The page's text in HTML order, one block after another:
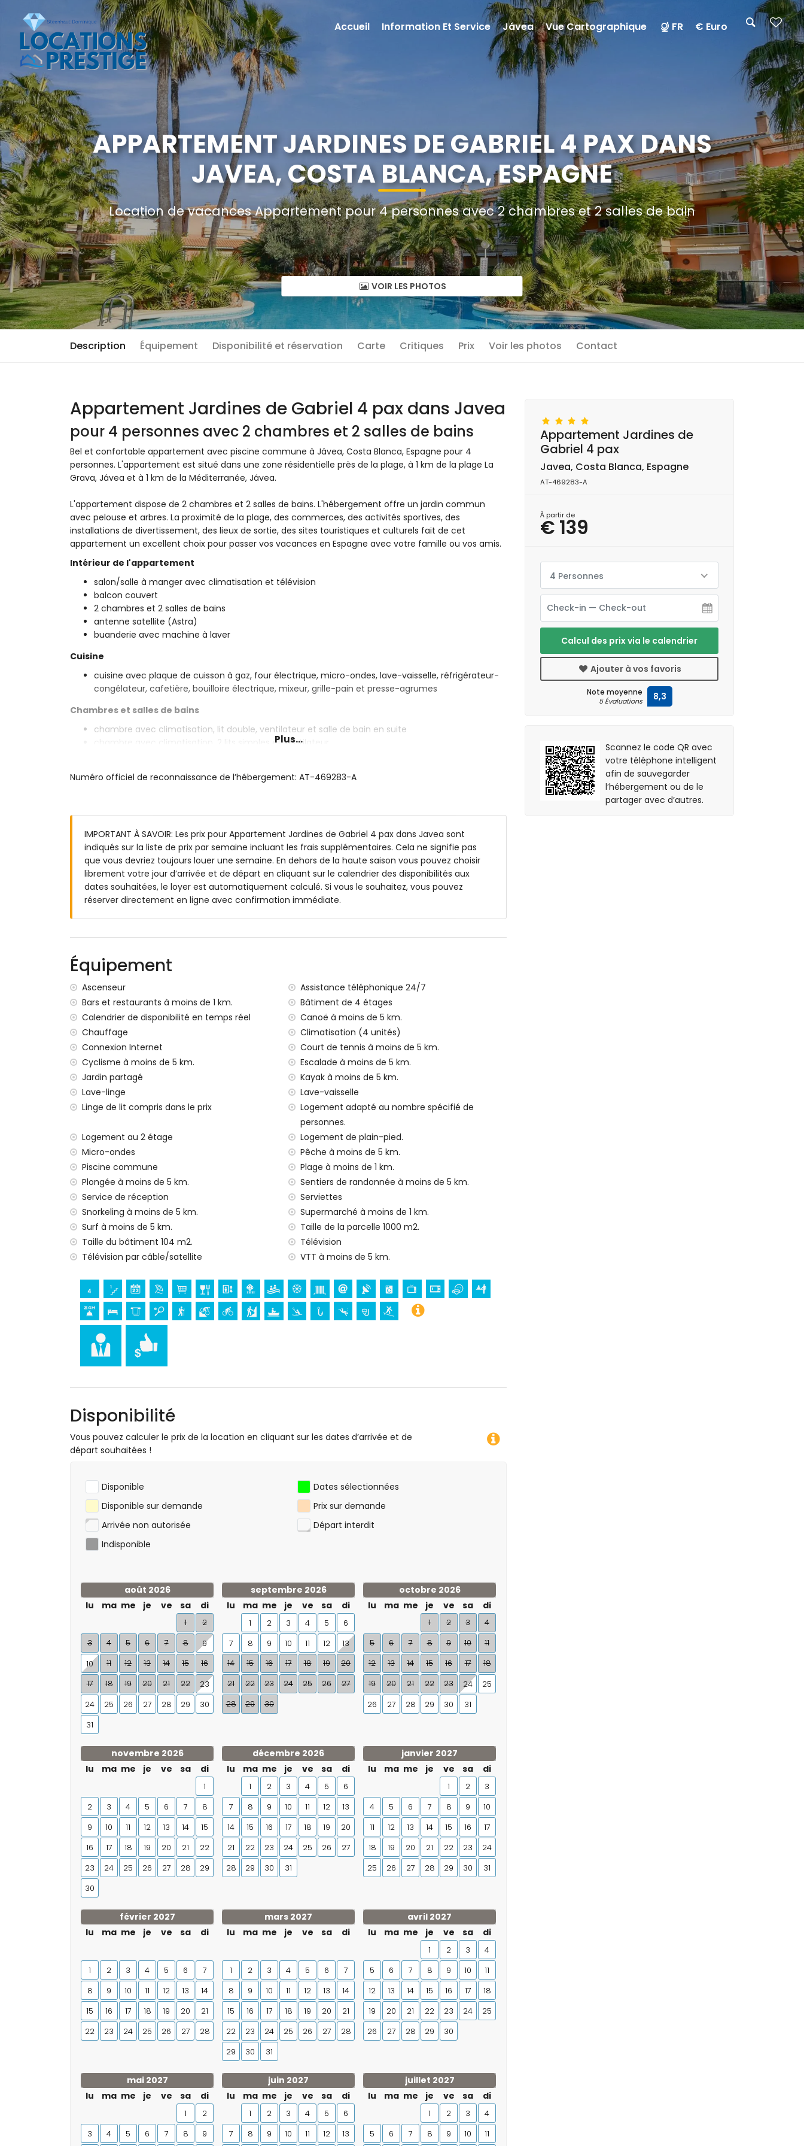
APPARTEMENT JARDINES DE GABRIEL 4 PAX DANS
JAVEA, COSTA BLANCA, ESPAGNE
Location de vacances Appartement pour 4 personnes avec 2 chambres et 2 salles de bain
VOIR LES PHOTOS
Description Équipement Disponibilité et réservation Carte Critiques Prix Voir les photos Contact
Appartement Jardines de Gabriel 4 pax dans Javea
pour 4 personnes avec 2 chambres et 2 salles de bains
Bel et confortable appartement avec piscine commune à Jávea, Costa Blanca, Espagne pour 4
personnes. L'appartement est situé dans une zone résidentielle près de la plage, à 1 km de la plage La
Grava, Jávea et à 1 km de la Méditerranée, Jávea.
L'appartement dispose de 2 chambres et 2 salles de bains. L'hébergement offre un jardin commun
avec pelouse et arbres. La proximité de la plage, des commerces, des activités sportives, des
installations de divertissement, des lieux de sortie, des sites touristiques et culturels fait de cet
appartement un excellent choix pour passer vos vacances en Espagne avec votre famille ou vos amis.
Intérieur de l'appartement
salon/salle à manger avec climatisation et télévision
balcon couvert
2 chambres et 2 salles de bains
antenne satellite (Astra)
buanderie avec machine à laver
Cuisine
cuisine avec plaque de cuisson à gaz, four électrique, micro-ondes, lave-vaisselle, réfrigérateur-
congélateur, cafetière, bouilloire électrique, mixeur, grille-pain et presse-agrumes
Chambres et salles de bains
chambre avec climatisation, lit double, ventilateur et salle de bain en suite
chambre avec climatisation, 2 lits simples et ventilateur
jardin commun avec pelouse et arbres
espace de garage commun
Informations supplémentaires
ville la plus proche : Jávea (à moins de 2 kilomètres de l'appartement)
rive ou littoral le plus proche : Méditerranée, Jávea (à moins de 1000 mètres de l'appartement)
plage la plus proche : La Grava, Jávea (à moins de 1000 mètres de l'appartement)
aéroport le plus proche : Alicante (à moins de 100 kilomètres de l'appartement)
deuxième aéroport le plus proche : Valence (> 100 kilomètres)
transport public à proximité : bus à 1000 mètres
L'immeuble où se trouve l'hébergement dispose d'un ascenseur.
L'hébergement est très adapté pour les familles avec enfants
Équipements et services inclus dans le prix de la location de l'appartement
internet (fibre optique)
fer et planche à repasser
linge de lit et serviettes
service de réception et service d'urgence 24 heures
chauffage central et climatisation
Équipements et services à supplément
lit supplémentaire (sur demande)
Divertissements et activités de loisirs pour vos vacances à Jávea, Costa Blanca
cinéma, théâtre, discothèque, bar et promenade (Paseo Marítimo) (à moins de 5 kilomètres de la
maison)
Sites et culture à Jávea, Costa Blanca
musée (Histórico de Jávea, Jávea), église (Virgen de Loreto, Puerto, Jávea), ruine (Molinos de
Viento, Jávea), monument (Pueblo de Jávea, Jávea), bâtiment architectural (Pueblo de Jávea,
Jávea), lieu historique (Pueblo de Jávea et Jávea) (à moins de 5 kilomètres de l'hébergement)
château (Portal de la Vila et Dénia) (à moins de 25 kilomètres de l'hébergement)
Sports
tennis, randonnée, VTT, cyclisme, escalade, canoë, kayak, pêche, plongée, snorkeling et surf (à
moins de 5 kilomètres de l'appartement)
golf (Club de Golf Jávea) et équitation (à moins de 10 kilomètres de l'appartement)
Plus...
Numéro officiel de reconnaissance de l’hébergement: AT-469283-A
IMPORTANT À SAVOIR: Les prix pour Appartement Jardines de Gabriel 4 pax dans Javea sont
indiqués sur la liste de prix par semaine incluant les frais supplémentaires. Cela ne signifie pas
que vous devriez toujours louer une semaine. En dehors de la haute saison vous pouvez choisir
librement votre jour d’arrivée et de départ en cliquant sur le calendrier des disponibilités aux
dates souhaitées, le loyer est automatiquement calculé. Si vous le souhaitez, vous pouvez
réserver directement en ligne avec confirmation immédiate.
Équipement
Ascenseur
Assistance téléphonique 24/7
Bars et restaurants à moins de 1 km.
Bâtiment de 4 étages
Calendrier de disponibilité en temps réel
Canoë à moins de 5 km.
Chauffage
Climatisation (4 unités)
Connexion Internet
Court de tennis à moins de 5 km.
Cyclisme à moins de 5 km.
Escalade à moins de 5 km.
Jardin partagé
Kayak à moins de 5 km.
Lave-linge
Lave-vaisselle
Linge de lit compris dans le prix
Logement adapté au nombre spécifié de
personnes.
Logement au 2 étage
Logement de plain-pied.
Micro-ondes
Pêche à moins de 5 km.
Piscine commune
Plage à moins de 1 km.
Plongée à moins de 5 km.
Sentiers de randonnée à moins de 5 km.
Service de réception
Serviettes
Snorkeling à moins de 5 km.
Supermarché à moins de 1 km.
Surf à moins de 5 km.
Taille de la parcelle 1000 m2.
Taille du bâtiment 104 m2.
Télévision
Télévision par câble/satellite
VTT à moins de 5 km.
Disponibilité
Vous pouvez calculer le prix de la location en cliquant sur les dates d’arrivée et de
départ souhaitées !
Disponible
Dates sélectionnées
Disponible sur demande
Prix sur demande
Arrivée non autorisée
Départ interdit
Indisponible
août 2026
lu
ma me je ve sa di
1
2
3
4 5 6 7 8
9
10
11 12 13 14 15
16
17
18 19 20 21 22
23
24
25 26 27 28 29
30
31
septembre 2026
lu
ma me je ve sa di
1 2 3 4 5
6
7
8 9 10 11 12
13
14
15 16 17 18 19
20
21
22 23 24 25 26
27
28
29 30
octobre 2026
lu
ma me je ve sa di
1 2 3
4
5
6 7 8 9 10
11
12
13 14 15 16 17
18
19
20 21 22 23 24
25
26
27 28 29 30 31
novembre 2026
lu
ma me je ve sa di
1
2
3 4 5 6 7
8
9
10 11 12 13 14
15
16
17 18 19 20 21
22
23
24 25 26 27 28
29
30
décembre 2026
lu
ma me je ve sa di
1 2 3 4 5
6
7
8 9 10 11 12
13
14
15 16 17 18 19
20
21
22 23 24 25 26
27
28
29 30 31
janvier 2027
lu
ma me je ve sa di
1 2
3
4
5 6 7 8 9
10
11
12 13 14 15 16
17
18
19 20 21 22 23
24
25
26 27 28 29 30 31
février 2027
lu
ma me je ve sa di
1 2 3 4 5 6
7
8
9 10 11 12 13
14
15
16 17 18 19 20
21
22
23 24 25 26 27 28
mars 2027
lu
ma me je ve sa di
1 2 3 4 5 6
7
8
9 10 11 12 13
14
15
16 17 18 19 20
21
22
23 24 25 26 27
28
29
30 31
avril 2027
lu
ma me je ve sa di
1 2 3
4
5
6 7 8 9 10
11
12
13 14 15 16 17
18
19
20 21 22 23 24
25
26
27 28 29 30
mai 2027
lu
ma me je ve sa di
1
2
3
4 5 6 7 8 9
juin 2027
lu
ma me je ve sa di
1 2 3 4 5
6
7
8 9 10 11 12 13
juillet 2027
lu
ma me je ve sa di
1 2 3
4
5
6 7 8 9 10 11
Appartement Jardines de
Gabriel 4 pax
Javea, Costa Blanca, Espagne
AT-469283-A
À partir de
€ 139
4 Personnes
Calcul des prix via le calendrier
Ajouter à vos favoris
Note moyenne
5 Évaluations 8,3
Scannez le code QR avec
votre téléphone intelligent
afin de sauvegarder
l’hébergement ou de le
partager avec d’autres.
Accueil Information Et Service Jávea Vue Cartographique FR € Euro